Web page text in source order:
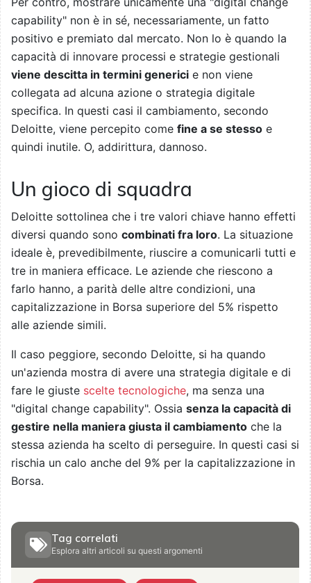
capability" non è in sé, necessariamente, un fatto
positivo e premiato dal mercato. Non lo è quando la
capacità di innovare processi e strategie gestionali
viene descitta in termini generici e non viene
collegata ad alcuna azione o strategia digitale
specifica. In questi casi il cambiamento, secondo
Deloitte, viene percepito come fine a se stesso e
quindi inutile. O, addirittura, dannoso.
Un gioco di squadra
Deloitte sottolinea che i tre valori chiave hanno effetti
diversi quando sono combinati fra loro. La situazione
ideale è, prevedibilmente, riuscire a comunicarli tutti e
tre in maniera efficace. Le aziende che riescono a
farlo hanno, a parità delle altre condizioni, una
capitalizzazione in Borsa superiore del 5% rispetto
alle aziende simili.
Il caso peggiore, secondo Deloitte, si ha quando
un'azienda mostra di avere una strategia digitale e di
fare le giuste scelte tecnologiche, ma senza una
"digital change capability". Ossia senza la capacità di
gestire nella maniera giusta il cambiamento che la
stessa azienda ha scelto di perseguire. In questi casi si
rischia un calo anche del 9% per la capitalizzazione in
Borsa.
Tag correlati
Esplora altri articoli su questi argomenti